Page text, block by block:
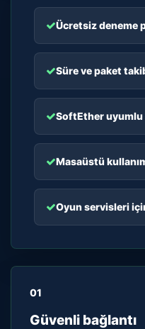
Ücretsiz deneme
Süre ve paket
SoftEther uyumlu
Masaüstü
Oyun servisleri
01
Güvenli bağlantı